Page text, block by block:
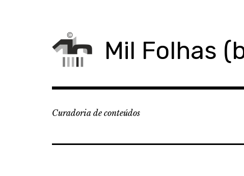
Mil Folhas
Curadoria de conteúdos